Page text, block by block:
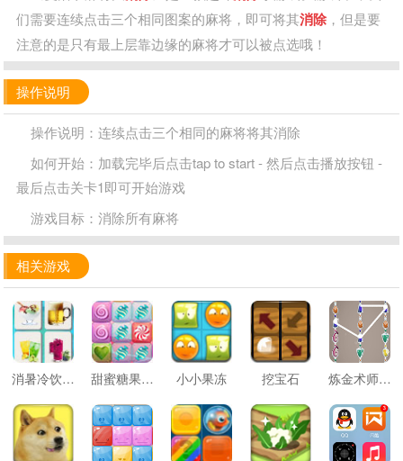
们需要连续点击三个相同图案的麻将，即可将其消除，但是要
注意的是只有最上层靠边缘的麻将才可以被点选哦！
操作说明
操作说明：连续点击三个相同的麻将将其消除
如何开始：加载完毕后点击tap to start - 然后点击播放按钮 -
最后点击关卡1即可开始游戏
游戏目标：消除所有麻将
相关游戏
消暑冷饮连连看 甜蜜糖果消除 小小果冻 挖宝石 炼金术师消消看